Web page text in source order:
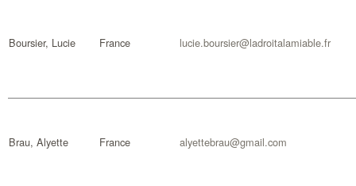
Boursier, Lucie France lucie.boursier@ladroitalamiable.fr
Brau, Alyette France alyettebrau@gmail.com